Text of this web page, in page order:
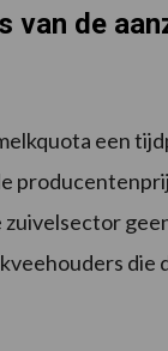
van de
een
zuivelsector
die